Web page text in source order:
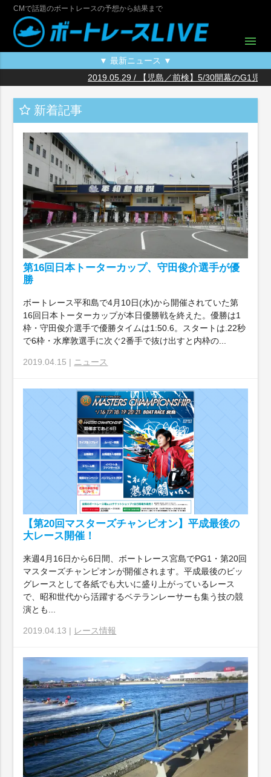
CMで話題のボートレースの予想から結果まで
menu
▼ 最新ニュース ▼
2019.05.29 / 【児島／前検】5/30開幕のG1児島キング
新着記事
第16回日本トーターカップ、守田俊介選手が優
勝
ボートレース平和島で4月10日(水)から開催されていた第
16回日本トーターカップが本日優勝戦を終えた。優勝は1
枠・守田俊介選手で優勝タイムは1:50.6。スタートは.22秒
で6枠・水摩敦選手に次ぐ2番手で抜け出すと内枠の...
2019.04.15 | ニュース
【第20回マスターズチャンピオン】平成最後の
大レース開催！
来週4月16日から6日間、ボートレース宮島でPG1・第20回
マスターズチャンピオンが開催されます。平成最後のビッ
グレースとして各紙でも大いに盛り上がっているレース
で、昭和世代から活躍するベテランレーサーも集う技の競
演とも...
2019.04.13 | レース情報